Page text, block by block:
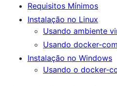
Requisitos Mínimos
Instalação no Linux
Usando ambiente
Usando docker-
Instalação no Windows
Usando o docker-